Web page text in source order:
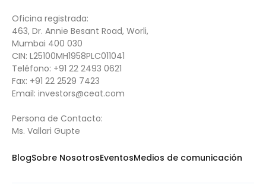
Oficina registrada:
463, Dr. Annie Besant Road, Worli,
Mumbai 400 030
CIN: L25100MH1958PLC011041
Teléfono: +91 22 2493 0621
Fax: +91 22 2529 7423
Email: investors@ceat.com
Persona de Contacto:
Ms. Vallari Gupte
BlogSobre NosotrosEventosMedios de comunicación